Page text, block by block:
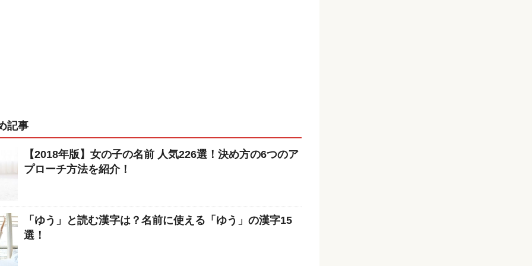
記事
【2018年版】女の子の名前 人気226選！決め方の6つのア
プローチ方法を紹介！
「ゆう」と読む漢字は？名前に使える「ゆう」の漢字15
選！